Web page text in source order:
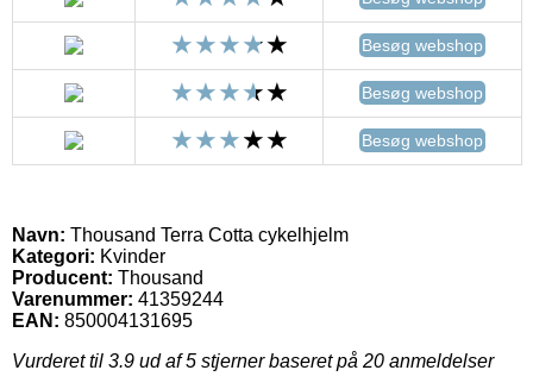
Besøg webshop
Besøg webshop
Besøg webshop
Navn: Thousand Terra Cotta cykelhjelm
Kategori: Kvinder
Producent: Thousand
Varenummer: 41359244
EAN: 850004131695
Vurderet til 3.9 ud af 5 stjerner baseret på 20 anmeldelser